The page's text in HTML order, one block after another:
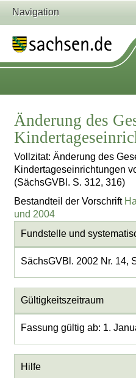
Navigation
Änderung des
Vollzitat: Änderung des
Kindertageseinrichtungen
(SächsGVBl. S. 312, 316)
Bestandteil der Vorschrift
und 2004
Fundstelle und
SächsGVBl. 2002 Nr. 14,
Gültigkeitszeitraum
Fassung gültig ab: 1.
Hilfe